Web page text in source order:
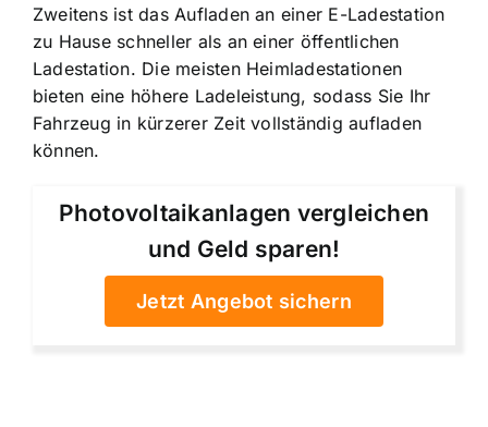
Zweitens ist das Aufladen an einer E-Ladestation
zu Hause schneller als an einer öffentlichen
Ladestation. Die meisten Heimladestationen
bieten eine höhere Ladeleistung, sodass Sie Ihr
Fahrzeug in kürzerer Zeit vollständig aufladen
können.
Photovoltaikanlagen vergleichen
und Geld sparen!
Jetzt Angebot sichern